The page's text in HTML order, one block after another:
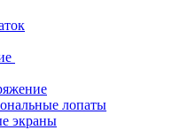
лопаты
экраны